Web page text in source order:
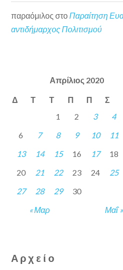
παραόμιλος στοΠαραίτηση
αντιδήμαρχος Πολιτισμού
Απρίλιος 2020
Δ Τ Τ Π Π Σ
« Μαρ Μαΐ »
1 2 3 4
6
7 8 9 10 11
13
14 15 16 17 18
20
21 22 23 24 25
27
28 29 30
Αρχείο